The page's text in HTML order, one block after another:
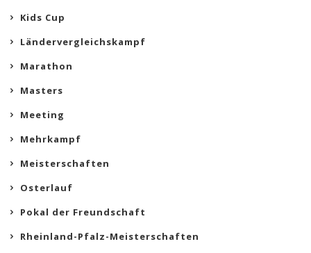
Kids Cup
Ländervergleichskampf
Marathon
Masters
Meeting
Mehrkampf
Meisterschaften
Osterlauf
Pokal der Freundschaft
Rheinland-Pfalz-Meisterschaften